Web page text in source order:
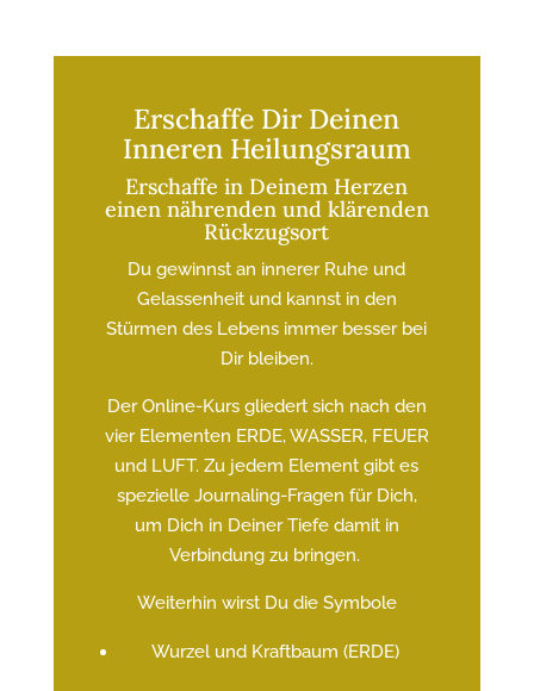
Erschaffe Dir Deinen
Inneren Heilungsraum
Erschaffe in Deinem Herzen
einen nährenden und klärenden
Rückzugsort
Du gewinnst an innerer Ruhe und
Gelassenheit und kannst in den
Stürmen des Lebens immer besser bei
Dir bleiben.
Der Online-Kurs gliedert sich nach den
vier Elementen ERDE, WASSER, FEUER
und LUFT. Zu jedem Element gibt es
spezielle Journaling-Fragen für Dich,
um Dich in Deiner Tiefe damit in
Verbindung zu bringen.
Weiterhin wirst Du die Symbole
Wurzel und Kraftbaum (ERDE)